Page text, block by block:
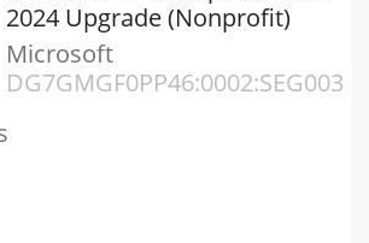
2024 Upgrade (Nonprofit)
Microsoft
DG7GMGF0PP46:0002:SEG003